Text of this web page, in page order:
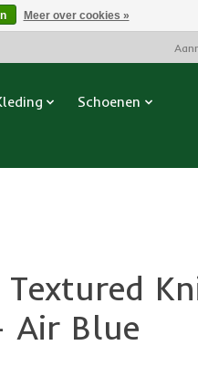
Schoenen
Air Blue
Meer over cookies »